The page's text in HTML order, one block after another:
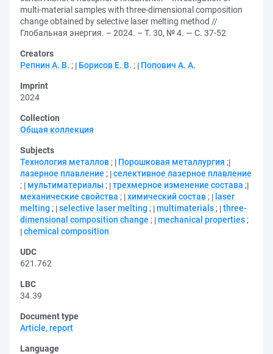
multi-material samples with three-dimensional composition
change obtained by selective laser melting method //
Глобальная энергия. – 2024. – Т. 30, № 4. — С. 37-52
Creators
Репнин А. В. ; Борисов Е. В. ; Попович А. А.
Imprint
2024
Collection
Общая коллекция
Subjects
Технология металлов ; Порошковая металлургия ;
лазерное плавление ; селективное лазерное плавление
;
мультиматериалы ; трехмерное изменение состава ;
механические свойства ; химический состав ;
laser
melting ; selective laser melting ; multimaterials ; three-
dimensional composition change ; mechanical properties ;
chemical composition
UDC
621.762
LBC
34.39
Document type
Article, report
Language